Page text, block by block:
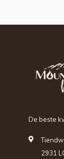
De beste
2931